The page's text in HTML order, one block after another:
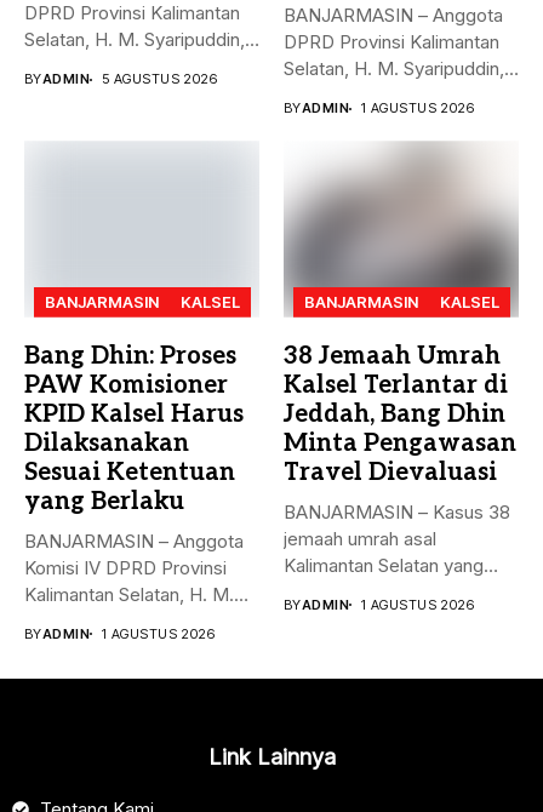
DPRD Provinsi Kalimantan
Selatan, H. M. Syaripuddin,
BYADMIN 5 AGUSTUS 2026
BANJARMASIN – Anggota
DPRD Provinsi Kalimantan
Selatan, H. M. Syaripuddin,
BYADMIN 1 AGUSTUS 2026
BANJARMASIN KALSEL
Bang Dhin: Proses
PAW Komisioner
KPID Kalsel Harus
Dilaksanakan
Sesuai Ketentuan
yang Berlaku
BANJARMASIN – Anggota
Komisi IV DPRD Provinsi
Kalimantan Selatan, H. M.
BYADMIN 1 AGUSTUS 2026
BANJARMASIN KALSEL
38 Jemaah Umrah
Kalsel Terlantar di
Jeddah, Bang Dhin
Minta Pengawasan
Travel Dievaluasi
BANJARMASIN – Kasus 38
jemaah umrah asal
Kalimantan Selatan yang
BYADMIN 1 AGUSTUS 2026
Link Lainnya